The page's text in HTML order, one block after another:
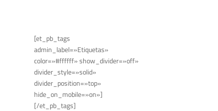
[et_pb_tags
admin_label=»Etiquetas»
color=»#ffffff» show_divider=»off»
divider_style=»solid»
divider_position=»top»
hide_on_mobile=»on»]
[/et_pb_tags]